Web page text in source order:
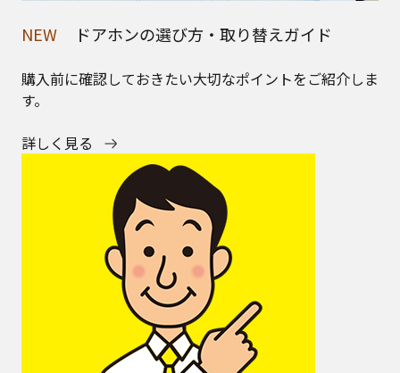
NEW ドアホンの選び方・取り替えガイド
購入前に確認しておきたい大切なポイントをご紹介しま
す。
詳しく見る